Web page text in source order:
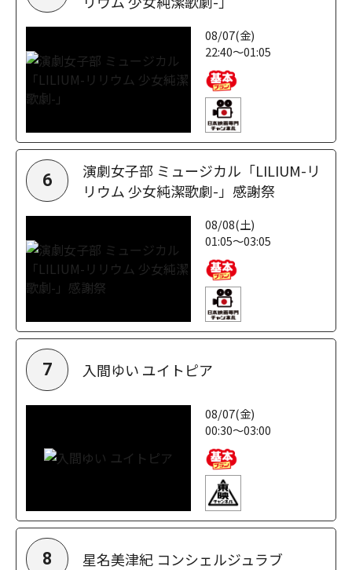
08/07(金)
22:40～01:05
6
演劇女子部 ミュージカル「LILIUM-リ
リウム 少女純潔歌劇-」感謝祭
08/08(土)
01:05～03:05
7 入間ゆい ユイトピア
08/07(金)
00:30～03:00
8 星名美津紀 コンシェルジュラブ